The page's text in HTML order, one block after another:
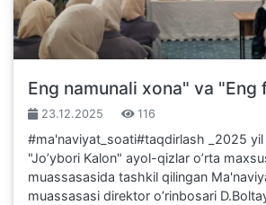
Eng namunali xona" va "Eng
23.12.2025 116
#ma'naviyat_soati#taqdirlash _2025
"Joʼybori Kalon" ayol-qizlar oʼrta
muassasasida tashkil qilingan
muassasasi direktor oʼrinbosari